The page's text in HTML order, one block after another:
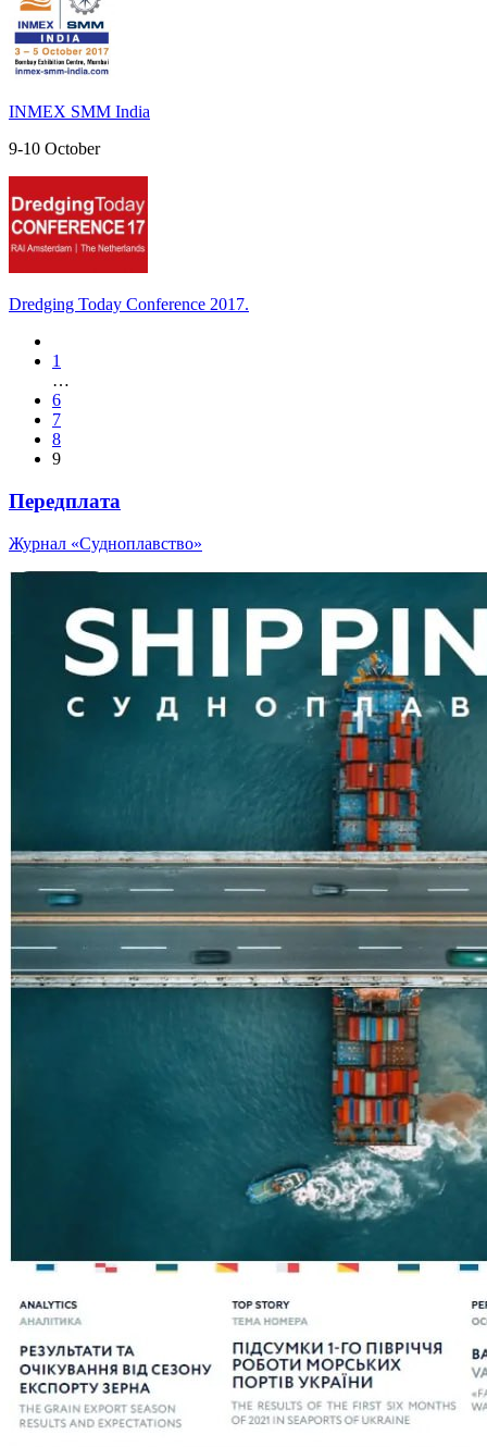
INMEX SMM India
9-10 October
Dredging Today Conference 2017.
1
…
6
7
8
9
Передплата
Журнал «Судноплавство»